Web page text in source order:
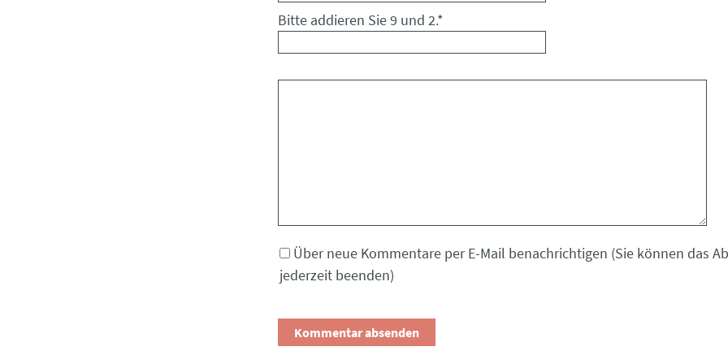
Bitte addieren Sie 9 und 2.*
Über neue Kommentare per E-Mail benachrichtigen (Sie können das
jederzeit beenden)